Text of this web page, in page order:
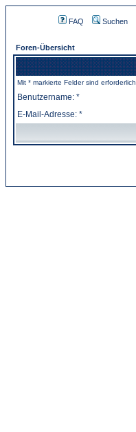
FAQ Suchen
Foren-Übersicht
Mit * markierte Felder sind erforderlich
Benutzername: *
E-Mail-Adresse: *